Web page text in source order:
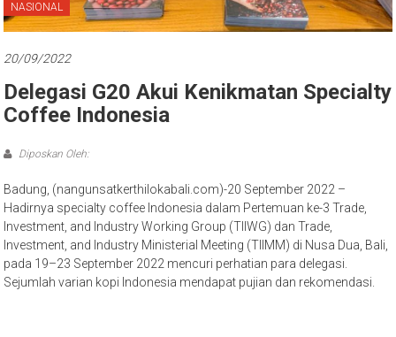
Bali
NASIONAL
20/09/2022
Delegasi G20 Akui Kenikmatan Specialty
Coffee Indonesia
Diposkan Oleh:
Badung, (nangunsatkerthilokabali.com)-20 September 2022 –
Hadirnya specialty coffee Indonesia dalam Pertemuan ke-3 Trade,
Investment, and Industry Working Group (TIIWG) dan Trade,
Investment, and Industry Ministerial Meeting (TIIMM) di Nusa Dua, Bali,
pada 19–23 September 2022 mencuri perhatian para delegasi.
Sejumlah varian kopi Indonesia mendapat pujian dan rekomendasi.